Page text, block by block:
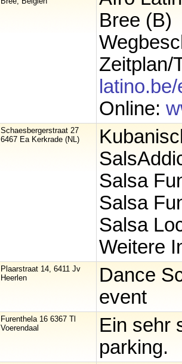
Bree (B)
Zeitplan/
Online:
Schaesbergerstraat 27
6467 Ea Kerkrade (NL)
Salsa
Salsa
Salsa
Weitere
Plaarstraat 14, 6411 Jv
Heerlen
Dance
event
Furenthela 16 6367 Tl
Voerendaal
Ein sehr
parking.